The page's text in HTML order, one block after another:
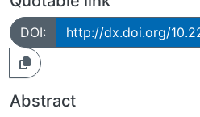
DOI: http://dx.doi.org/
Abstract